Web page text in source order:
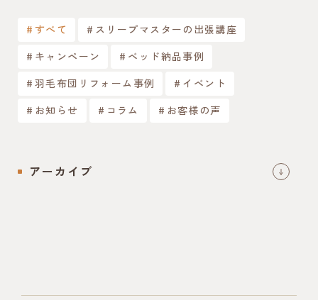
すべて
スリープマスターの出張講座
キャンペーン
ベッド納品事例
羽毛布団リフォーム事例
イベント
お知らせ
コラム お客様の声
アーカイブ